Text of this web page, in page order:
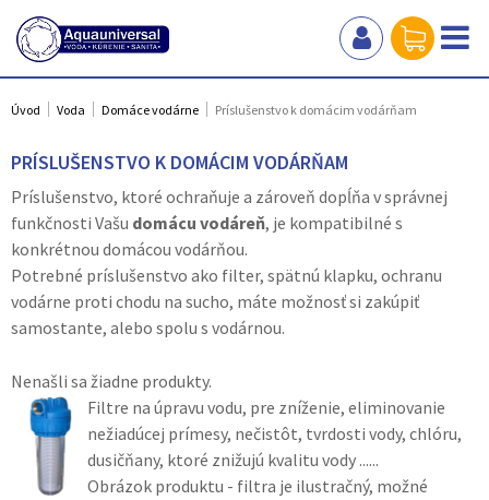
Úvod Voda Domáce vodárne Príslušenstvo k domácim vodárňam
PRÍSLUŠENSTVO K DOMÁCIM VODÁRŇAM
Príslušenstvo, ktoré ochraňuje a zároveň dopĺňa v správnej
funkčnosti Vašu domácu vodáreň, je kompatibilné s
konkrétnou domácou vodárňou.
Potrebné príslušenstvo ako filter, spätnú klapku, ochranu
vodárne proti chodu na sucho, máte možnosť si zakúpiť
samostante, alebo spolu s vodárnou.
Nenašli sa žiadne produkty.
Filtre na úpravu vodu, pre zníženie, eliminovanie
nežiadúcej prímesy, nečistôt, tvrdosti vody, chlóru,
dusičňany, ktoré znižujú kvalitu vody ......
Obrázok produktu - filtra je ilustračný, možné